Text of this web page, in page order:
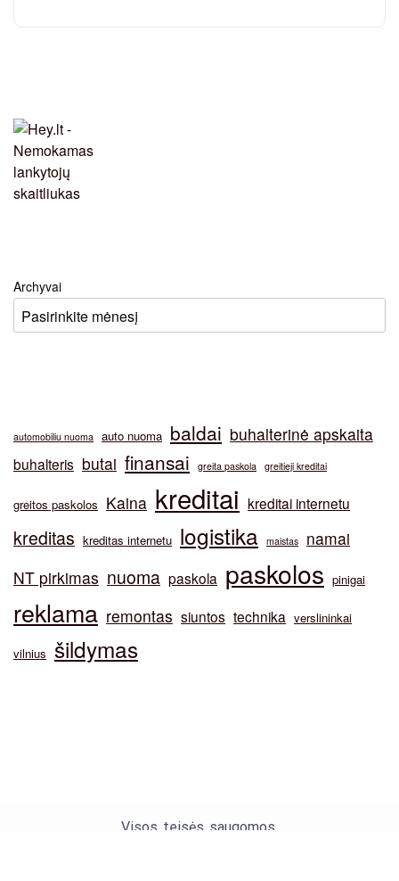
Archyvai
automobiliu nuoma auto nuoma baldai buhalterinė apskaita
buhalteris butai finansai greita paskola greitieji kreditai
greitos paskolos Kaina kreditai kreditai internetu
kreditas kreditas internetu logistika maistas
namai
NT pirkimas nuoma paskola paskolos pinigai
reklama remontas siuntos technika verslininkai
vilnius šildymas
Visos teisės saugomos.